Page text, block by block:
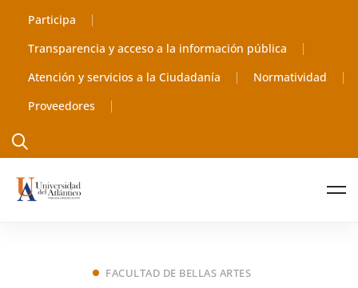
Participa
Transparencia y acceso a la información pública
Atención y servicios a la Ciudadanía
Normatividad
Proveedores
FACULTAD DE BELLAS ARTES